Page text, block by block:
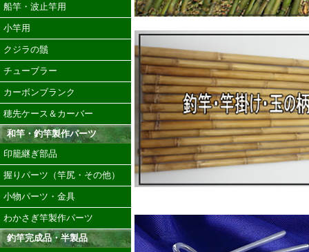
船竿・波止竿用
小竿用
クジラの鬚
チューブラー
カーボンブランク
穂先ケース＆カーバー
和竿・釣竿製作パーツ
印籠継ぎ部品
握りパーツ（竿尻・その他）
小物パーツ・金具
わかさぎ竿製作パーツ
釣竿完成品・半製品